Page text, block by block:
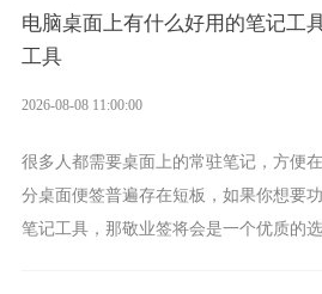
电脑桌面上有什么好用的笔记工
工具
2026-08-08 11:00:00
很多人都需要桌面上的常驻笔记，方便
分桌面便签普遍存在短板，如果你想要
笔记工具，那敬业签将会是一个优质的